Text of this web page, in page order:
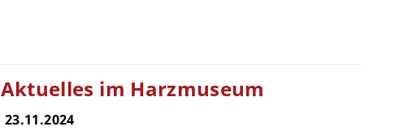
Aktuelles im Harzmuseum
23.11.2024